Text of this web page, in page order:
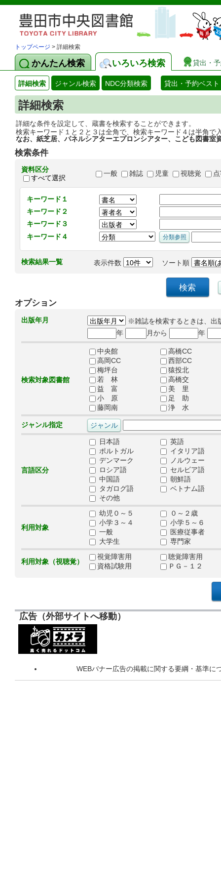
トップページ > 詳細検索
かんたん検索 いろいろ検索 貸出・
詳細検索 ジャンル検索 NDC分類検索 貸出・予約ベスト
詳細検索
詳細な条件を設定して、蔵書を検索することができます。
検索キーワード１と２と３は全角で、検索キーワード４は半角で
なお、紙芝居、パネルシアターエプロンシアター、こども図書室
検索条件
資料区分
すべて選択
一般 雑誌 児童 視聴覚
キーワード１
キーワード２
キーワード３
キーワード４
検索結果一覧 表示件数 ソート順
オプション
出版年月
※雑誌を検索するときは、出
年
月から 年
検索対象図書館
中央館
高橋CC
高岡CC
西部CC
梅坪台
猿投北
若 林
高橋交
益 富
美 里
小 原
足 助
藤岡南
浄 水
ジャンル指定
言語区分
日本語
英語
ポルトガル
イタリア語
デンマーク
ノルウェー
ロシア語
セルビア語
中国語
朝鮮語
タガログ語
ベトナム語
その他
利用対象
幼児０～５
０～２歳
小学３～４
小学５～６
一般
医療従事者
大学生
専門家
利用対象（視聴覚）
視覚障害用
聴覚障害用
資格試験用
ＰＧ－１２
広告（外部サイトへ移動）
WEBバナー広告の掲載に関する要綱・基準に